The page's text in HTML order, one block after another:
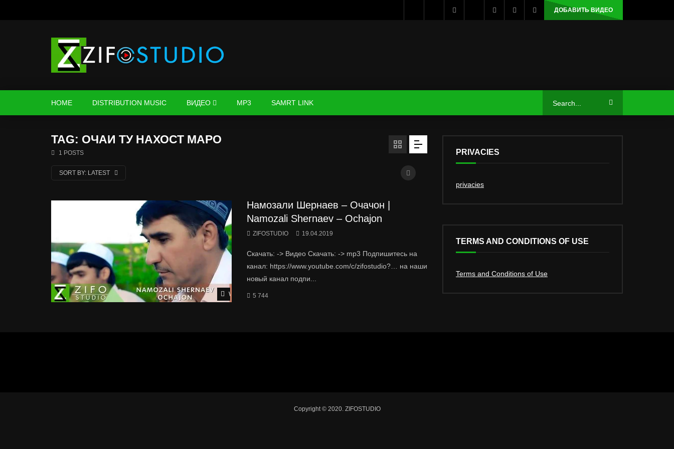
ДОБАВИТЬ ВИДЕО
HOME DISTRIBUTION MUSIC ВИДЕО MP3 SAMRT LINK
TAG: ОЧАИ ТУ НАХОСТ МАРО
1 POSTS
SORT BY: LATEST
Watch Later
Намозали Шернаев – Очачон |
Namozali Shernaev – Ochajon
ZIFOSTUDIO 19.04.2019
Скачать: -> Видео Скачать: -> mp3 Подпишитесь на
канал: https://www.youtube.com/c/zifostudio?… на наши
новый канал подпи...
5 744
PRIVACIES
privacies
TERMS AND CONDITIONS OF USE
Terms and Conditions of Use
Copyright © 2020. ZIFOSTUDIO